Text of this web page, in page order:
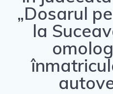
„Dosarul
la